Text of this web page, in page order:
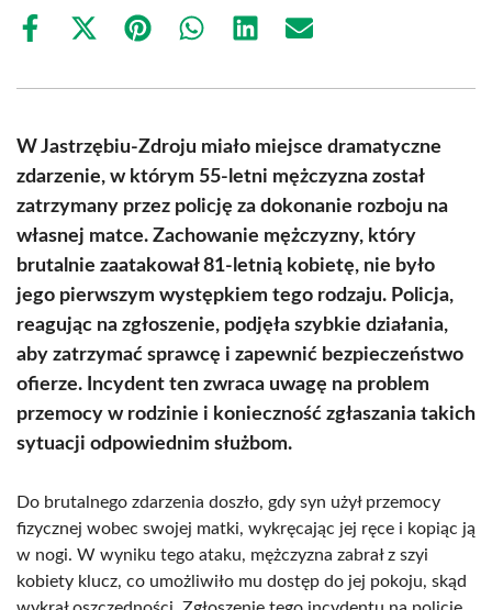
Share
Share
(Twitter)
Share Share Share Share
W Jastrzębiu-Zdroju miało miejsce dramatyczne
zdarzenie, w którym 55-letni mężczyzna został
zatrzymany przez policję za dokonanie rozboju na
własnej matce. Zachowanie mężczyzny, który
brutalnie zaatakował 81-letnią kobietę, nie było
jego pierwszym występkiem tego rodzaju. Policja,
reagując na zgłoszenie, podjęła szybkie działania,
aby zatrzymać sprawcę i zapewnić bezpieczeństwo
ofierze. Incydent ten zwraca uwagę na problem
przemocy w rodzinie i konieczność zgłaszania takich
sytuacji odpowiednim służbom.
Do brutalnego zdarzenia doszło, gdy syn użył przemocy
fizycznej wobec swojej matki, wykręcając jej ręce i kopiąc ją
w nogi. W wyniku tego ataku, mężczyzna zabrał z szyi
kobiety klucz, co umożliwiło mu dostęp do jej pokoju, skąd